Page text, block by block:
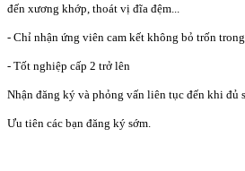
đến xương khớp, thoát vị đĩa đệm...
- Chỉ nhận ứng viên cam kết không bỏ trốn
- Tốt nghiệp cấp 2 trở lên
Nhận đăng ký và phỏng vấn liên tục đến khi đủ
Ưu tiên các bạn đăng ký sớm.